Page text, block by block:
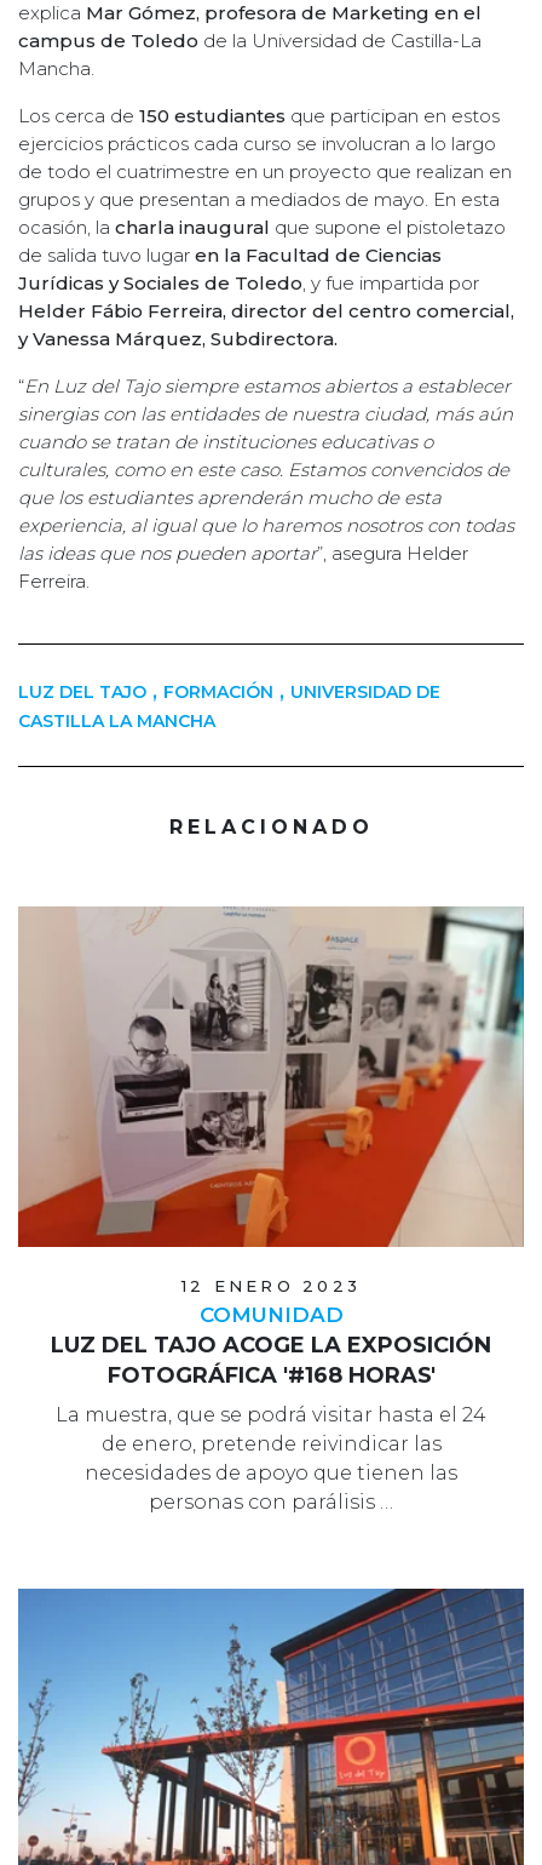
explica Mar Gómez, profesora de Marketing en el
campus de Toledo de la Universidad de Castilla-La
Mancha.
Los cerca de 150 estudiantes que participan en estos
ejercicios prácticos cada curso se involucran a lo largo
de todo el cuatrimestre en un proyecto que realizan en
grupos y que presentan a mediados de mayo. En esta
ocasión, la charla inaugural que supone el pistoletazo
de salida tuvo lugar en la Facultad de Ciencias
Jurídicas y Sociales de Toledo, y fue impartida por
Helder Fábio Ferreira, director del centro comercial,
y Vanessa Márquez, Subdirectora.
“En Luz del Tajo siempre estamos abiertos a establecer
sinergias con las entidades de nuestra ciudad, más aún
cuando se tratan de instituciones educativas o
culturales, como en este caso. Estamos convencidos de
que los estudiantes aprenderán mucho de esta
experiencia, al igual que lo haremos nosotros con todas
las ideas que nos pueden aportar”, asegura Helder
Ferreira.
LUZ DEL TAJO , FORMACIÓN , UNIVERSIDAD DE
CASTILLA LA MANCHA
RELACIONADO
12 ENERO 2023
COMUNIDAD
LUZ DEL TAJO ACOGE LA EXPOSICIÓN
FOTOGRÁFICA '#168 HORAS'
La muestra, que se podrá visitar hasta el 24
de enero, pretende reivindicar las
necesidades de apoyo que tienen las
personas con parálisis …